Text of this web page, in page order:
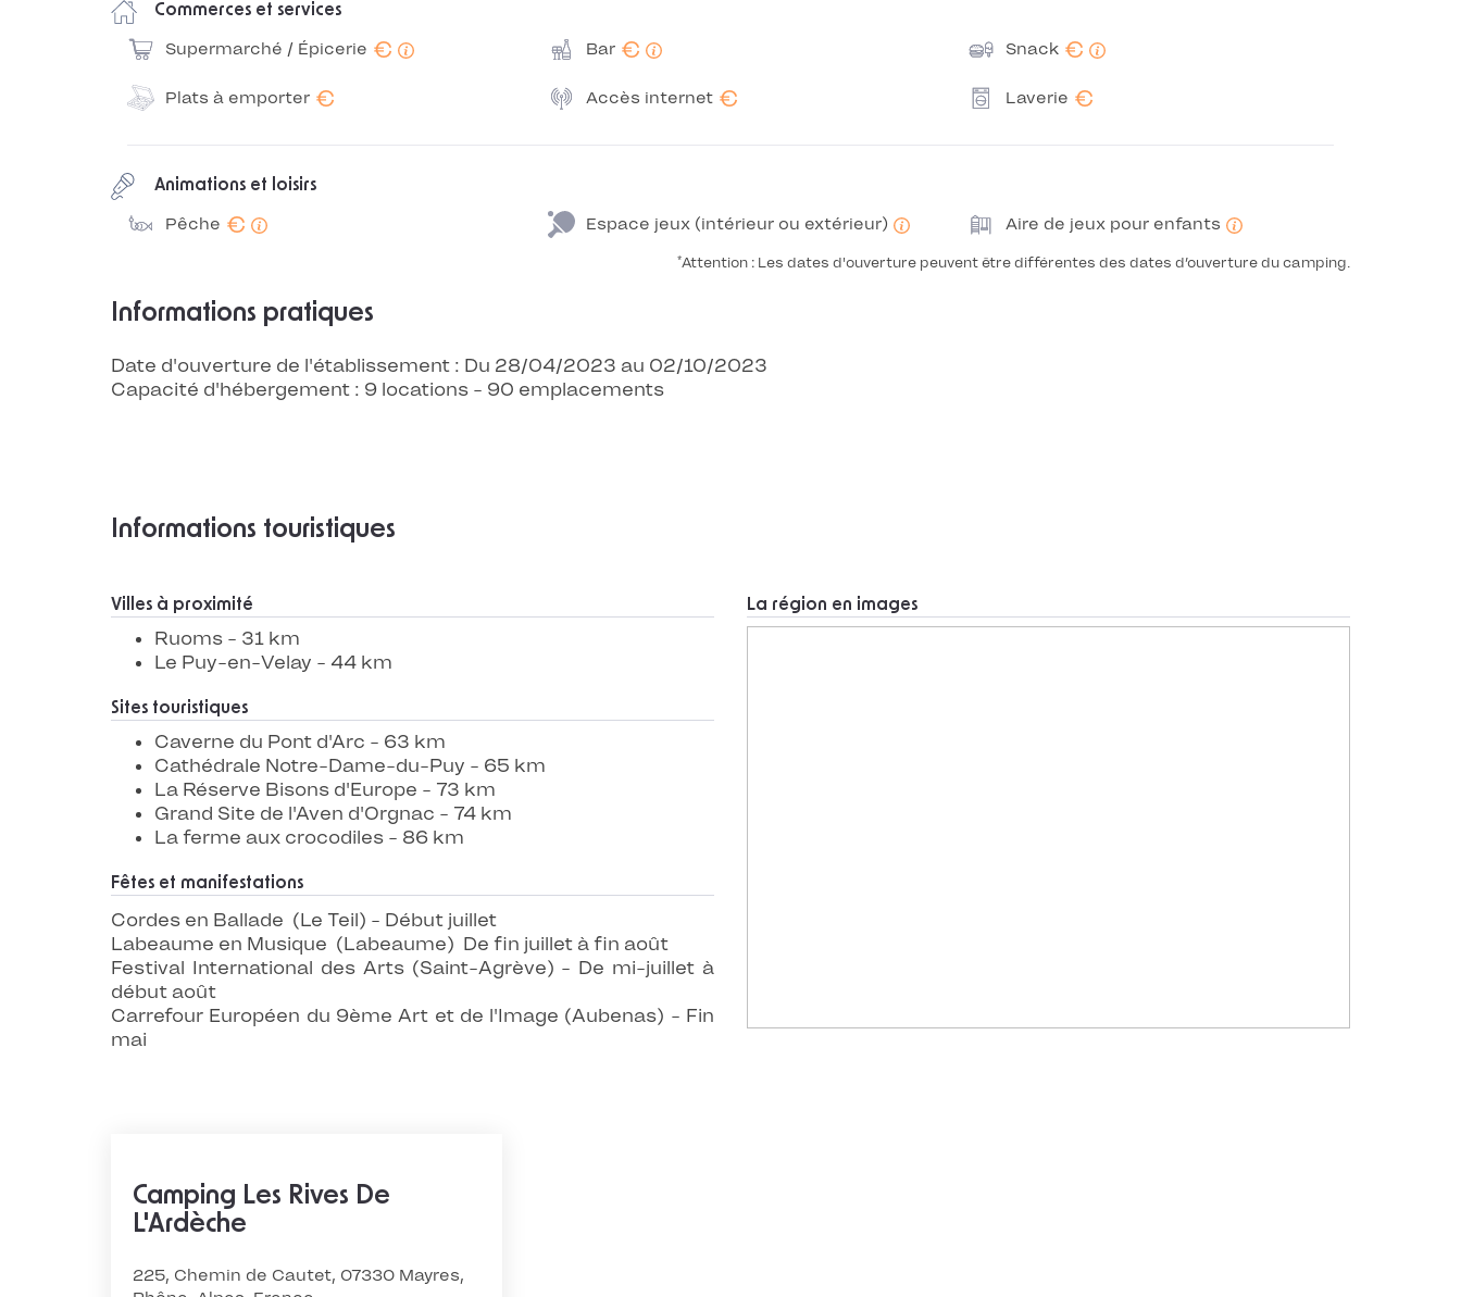
Commerces et services
Supermarché / Épicerie € Bar € Snack €
Plats à emporter € Accès internet € Laverie €
Animations et loisirs
Pêche € Espace jeux (intérieur ou extérieur) Aire de jeux pour enfants
*Attention : Les dates d'ouverture peuvent être différentes des dates d’ouverture du camping.
Informations pratiques
Date d'ouverture de l'établissement : Du 28/04/2023 au 02/10/2023
Capacité d'hébergement : 9 locations - 90 emplacements
Informations touristiques
Villes à proximité
Ruoms - 31 km
Le Puy-en-Velay - 44 km
Sites touristiques
Caverne du Pont d'Arc - 63 km
Cathédrale Notre-Dame-du-Puy - 65 km
La Réserve Bisons d'Europe - 73 km
Grand Site de l'Aven d'Orgnac - 74 km
La ferme aux crocodiles - 86 km
Fêtes et manifestations
Cordes en Ballade (Le Teil) - Début juillet
Labeaume en Musique (Labeaume) De fin juillet à fin août
Festival International des Arts (Saint-Agrève) - De mi-juillet à
début août
Carrefour Européen du 9ème Art et de l'Image (Aubenas) - Fin
mai
La région en images
Camping Les Rives De
L'Ardèche
225, Chemin de Cautet, 07330 Mayres,